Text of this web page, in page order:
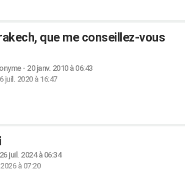
que me conseillez-vous
- 20 janv. 2010 à 06:43
juil. 2020 à 16:47
26 juil. 2024 à 06:34
à 07:20